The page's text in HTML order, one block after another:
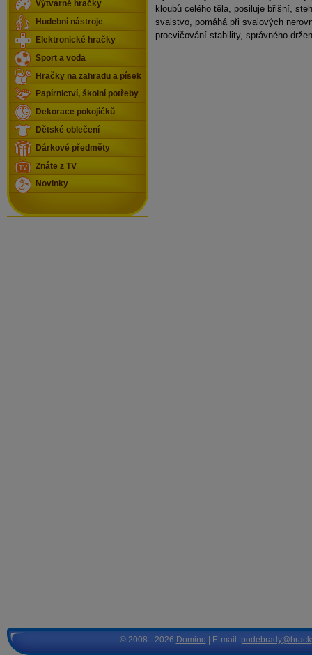
kloubů celého těla, posiluje břišní,
svalstvo, pomáhá při svalových
procvičování stability, správného
Výtvarné hračky
Hudební nástroje
Elektronické hračky
Sport a voda
Hračky na zahradu a písek
Papírnictví, školní potřeby
Dekorace pokojíčků
Dětské oblečení
Dárkové předměty
Znáte z TV
Novinky
© 2008 - 2026 Domino | E-mail: